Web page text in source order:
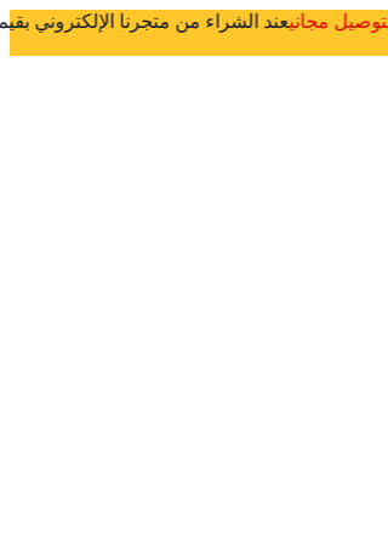
التوصيل مجانيعند الشراء من متجرنا الإلكتروني